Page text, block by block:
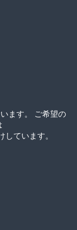
ます。 ご希望の
ています。